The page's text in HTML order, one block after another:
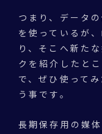
つまり、データ
を使っているが
り、そこへ新た
クを紹介したと
で、ぜひ使って
う事です。
長期保存用の媒